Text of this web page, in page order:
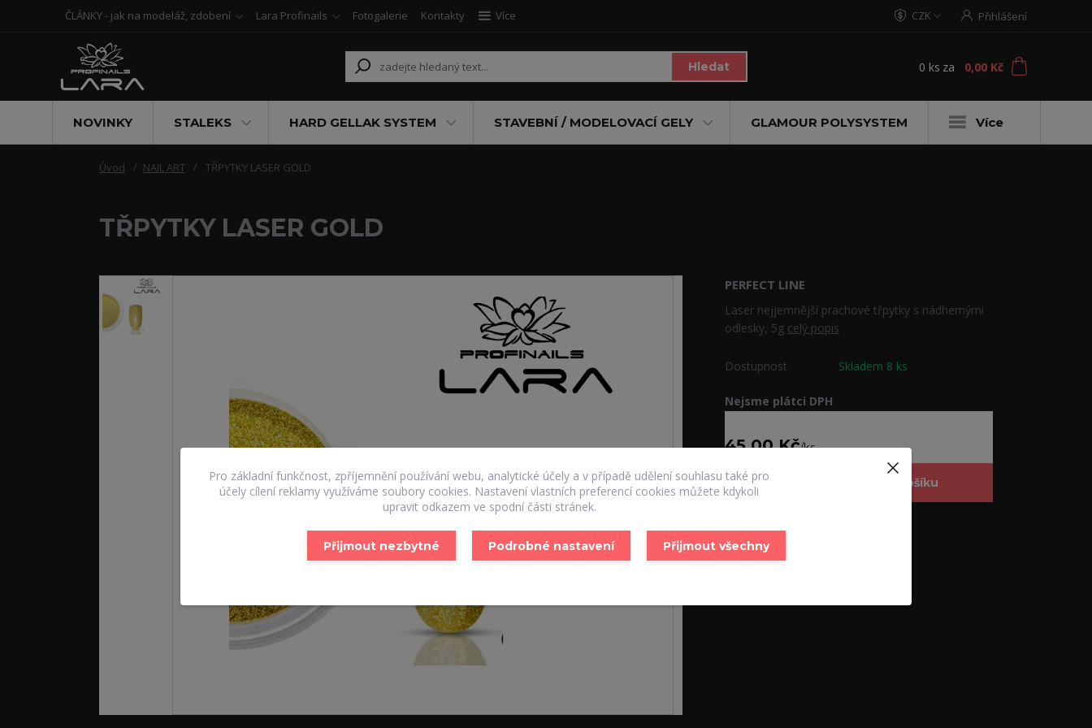
ČLÁNKY - jak na modeláž, zdobení Lara Profinails Fotogalerie Kontakty Více CZK Přihlášení
Hledat 0 ks za 0,00 Kč
NOVINKY STALEKS HARD GELLAK SYSTEM STAVEBNÍ / MODELOVACÍ GELY GLAMOUR POLYSYSTEM Více
Úvod NAIL ART TŘPYTKY LASER GOLD
TŘPYTKY LASER GOLD
PERFECT LINE
Laser nejjemnější prachové třpytky s nádhernými
odlesky, 5g celý popis
Dostupnost Skladem 8 ks
Nejsme plátci DPH
45,00 Kč/ks
Přidat do košíku
Číslo produktu:
Pro základní funkčnost, zpříjemnění používání webu, analytické účely a v případě udělení souhlasu také pro
účely cílení reklamy využíváme soubory cookies. Nastavení vlastních preferencí cookies můžete kdykoli
upravit odkazem ve spodní části stránek.
Přijmout nezbytné Podrobné nastavení Přijmout všechny